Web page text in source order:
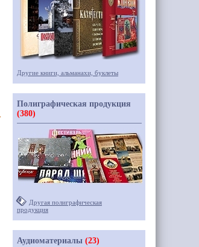
Другие книги, альманахи, буклеты
Полиграфическая продукция
(380)
Другая полиграфическая
продукция
Аудиоматериалы (23)